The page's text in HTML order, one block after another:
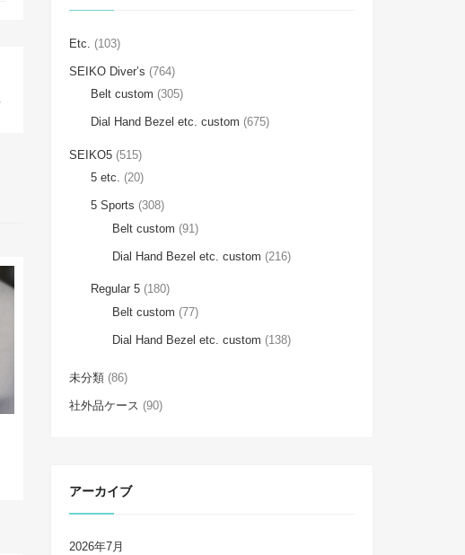
Etc. (103)
SEIKO Diver’s (764)
Belt custom (305)
Dial Hand Bezel etc. custom (675)
SEIKO5 (515)
5 etc. (20)
5 Sports (308)
Belt custom (91)
Dial Hand Bezel etc. custom (216)
Regular 5 (180)
Belt custom (77)
Dial Hand Bezel etc. custom (138)
未分類 (86)
社外品ケース (90)
アーカイブ
2026年7月